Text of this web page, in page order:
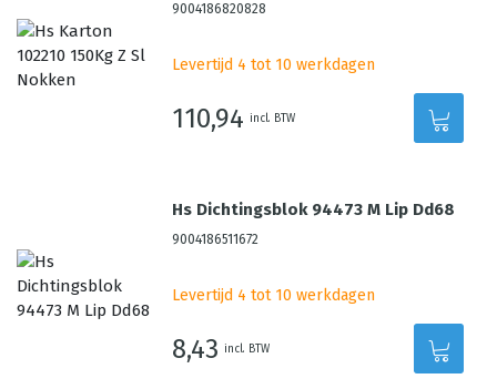
9004186820828
Levertijd 4 tot 10 werkdagen
110,94 incl. BTW
Hs Dichtingsblok 94473 M Lip Dd68
9004186511672
Levertijd 4 tot 10 werkdagen
8,43 incl. BTW